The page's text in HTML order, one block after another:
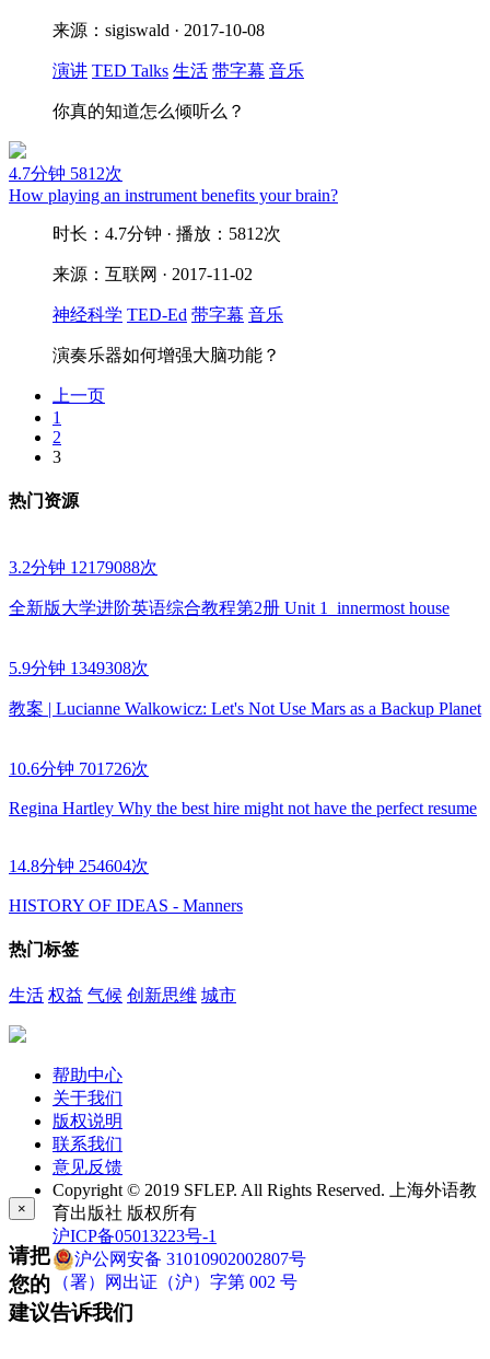
来源：sigiswald · 2017-10-08
演讲 TED Talks 生活 带字幕 音乐
你真的知道怎么倾听么？
4.7分钟 5812次
How playing an instrument benefits your brain?
时长：4.7分钟 · 播放：5812次
来源：互联网 · 2017-11-02
神经科学 TED-Ed 带字幕 音乐
演奏乐器如何增强大脑功能？
上一页
1
2
3
热门资源
3.2分钟 12179088次
全新版大学进阶英语综合教程第2册 Unit 1_innermost house
5.9分钟 1349308次
教案 | Lucianne Walkowicz: Let's Not Use Mars as a Backup Planet
10.6分钟 701726次
Regina Hartley Why the best hire might not have the perfect resume
14.8分钟 254604次
HISTORY OF IDEAS - Manners
热门标签
生活 权益 气候 创新思维 城市
帮助中心
关于我们
版权说明
联系我们
意见反馈
Copyright © 2019 SFLEP. All Rights Reserved. 上海外语教
育出版社 版权所有
沪ICP备05013223号-1
沪公网安备 31010902002807号
（署）网出证（沪）字第 002 号
×
请把
您的
建议告诉我们